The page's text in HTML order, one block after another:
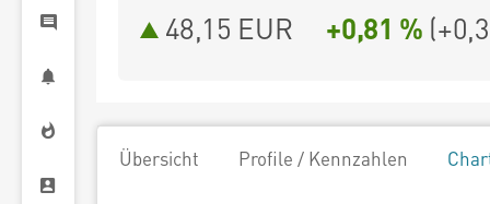
48,15 EUR +0,81 % (
Übersicht Profile / Kennzahlen